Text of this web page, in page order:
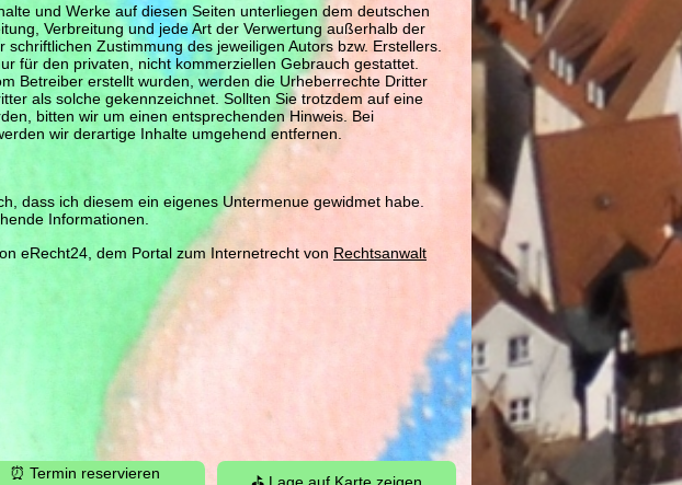
und Werke auf diesen Seiten unterliegen dem deutschen
Verbreitung und jede Art der Verwertung außerhalb der
Zustimmung des jeweiligen Autors bzw. Erstellers.
für den privaten, nicht kommerziellen Gebrauch gestattet.
Betreiber erstellt wurden, werden die Urheberrechte Dritter
als solche gekennzeichnet. Sollten Sie trotzdem auf eine
bitten wir um einen entsprechenden Hinweis. Bei
wir derartige Inhalte umgehend entfernen.
dass ich diesem ein eigenes Untermenue gewidmet habe.
Informationen.
eRecht24, dem Portal zum Internetrecht von Rechtsanwalt
⏰ Termin reservieren